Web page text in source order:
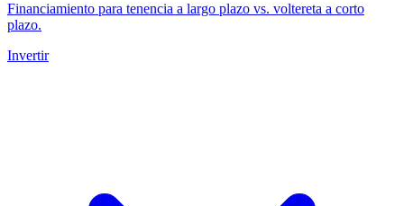
Financiamiento para tenencia a largo plazo vs. voltereta a corto
plazo.
Invertir